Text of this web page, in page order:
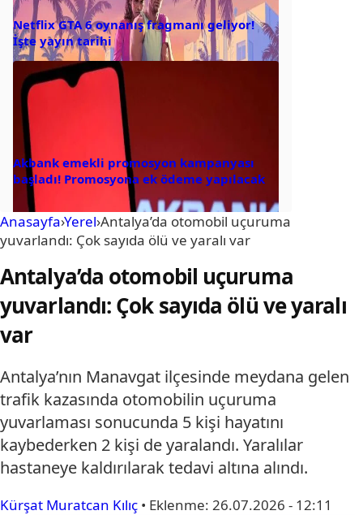
Netflix GTA 6 oynanış fragmanı geliyor!
İşte yayın tarihi
Akbank emekli promosyon kampanyası
başladı! Promosyona ek ödeme yapılacak
Anasayfa›Yerel›Antalya’da otomobil uçuruma
yuvarlandı: Çok sayıda ölü ve yaralı var
Antalya’da otomobil uçuruma
yuvarlandı: Çok sayıda ölü ve yaralı
var
Antalya’nın Manavgat ilçesinde meydana gelen
trafik kazasında otomobilin uçuruma
yuvarlaması sonucunda 5 kişi hayatını
kaybederken 2 kişi de yaralandı. Yaralılar
hastaneye kaldırılarak tedavi altına alındı.
Kürşat Muratcan Kılıç • Eklenme: 26.07.2026 - 12:11